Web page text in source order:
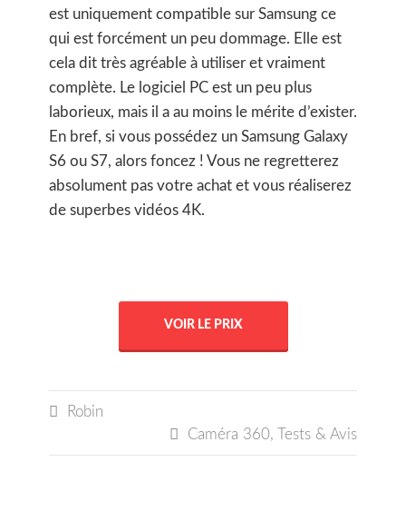
est uniquement compatible sur Samsung ce
qui est forcément un peu dommage. Elle est
cela dit très agréable à utiliser et vraiment
complète. Le logiciel PC est un peu plus
laborieux, mais il a au moins le mérite d’exister.
En bref, si vous possédez un Samsung Galaxy
S6 ou S7, alors foncez ! Vous ne regretterez
absolument pas votre achat et vous réaliserez
de superbes vidéos 4K.
VOIR LE PRIX
 Robin
 Caméra 360, Tests & Avis